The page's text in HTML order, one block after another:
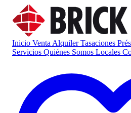
Inicio Venta AlquilerTasaciones
Servicios Quiénes Somos Locales